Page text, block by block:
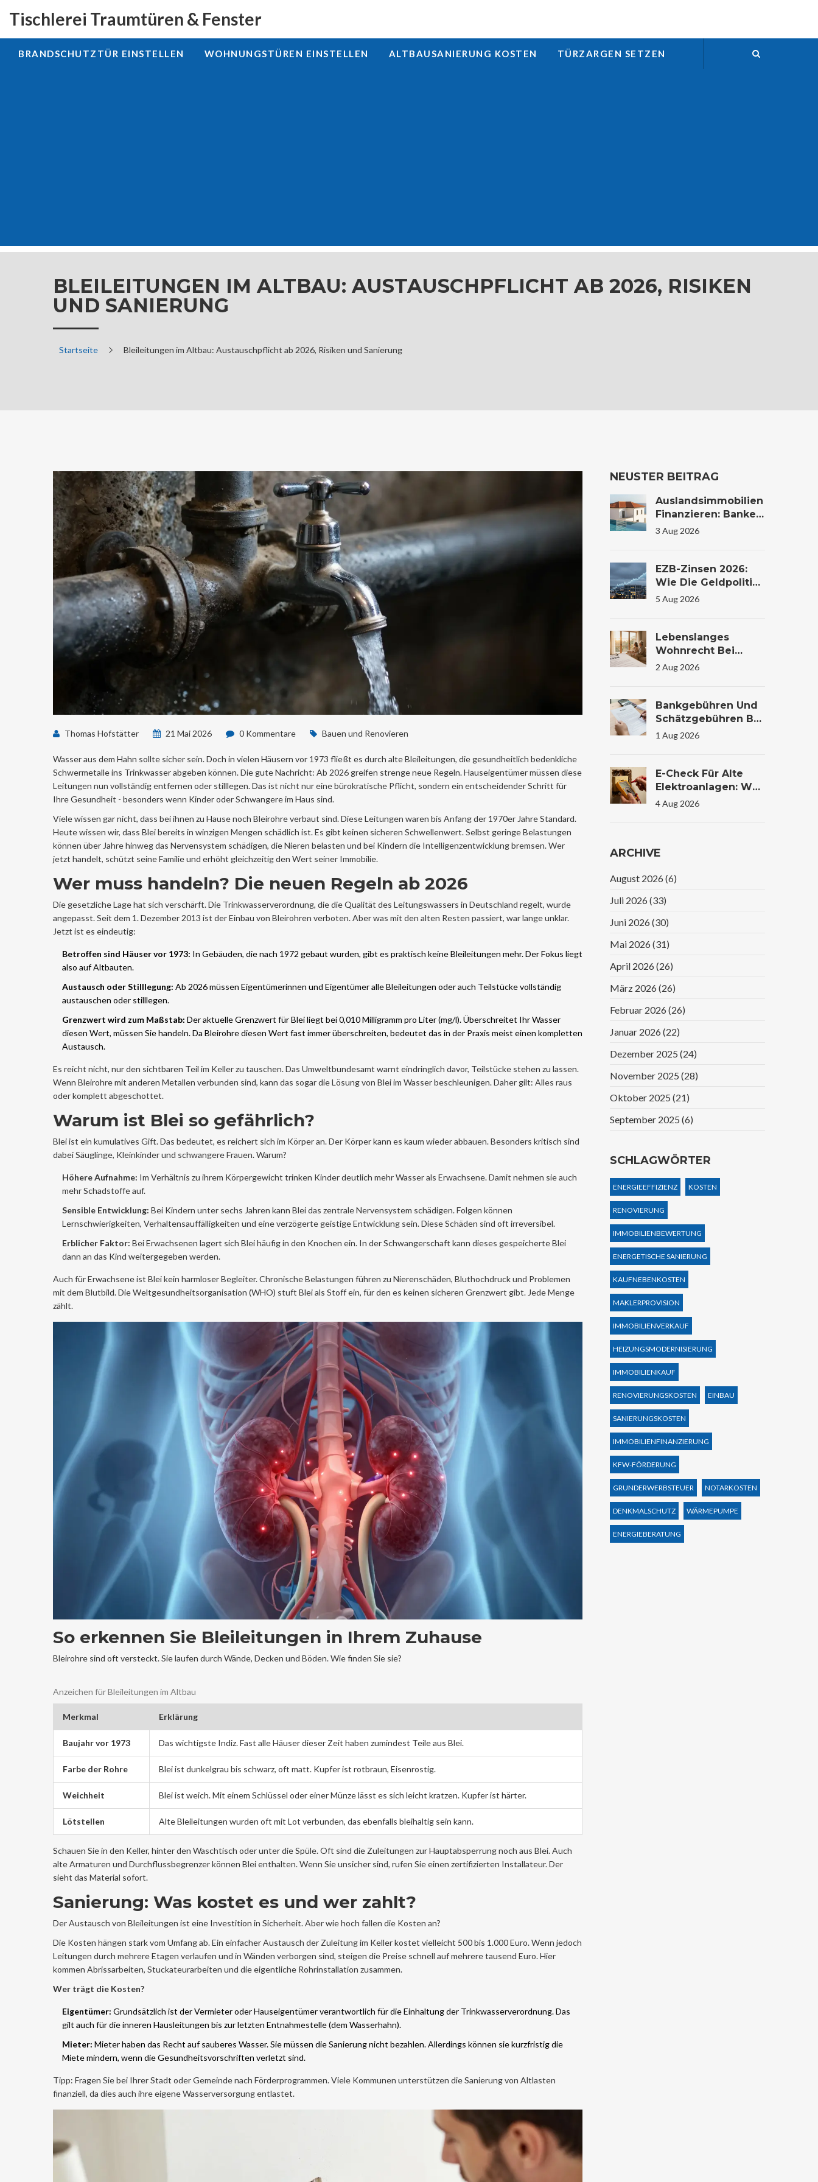
Tischlerei Traumtüren & Fenster
BRANDSCHUTZTÜR EINSTELLEN WOHNUNGSTÜREN EINSTELLEN ALTBAUSANIERUNG KOSTEN TÜRZARGEN SETZEN
BLEILEITUNGEN IM ALTBAU: AUSTAUSCHPFLICHT AB 2026, RISIKEN
UND SANIERUNG
Startseite Bleileitungen im Altbau: Austauschpflicht ab 2026, Risiken und Sanierung
Thomas Hofstätter 21 Mai 2026 0 Kommentare Bauen und Renovieren
Wasser aus dem Hahn sollte sicher sein. Doch in vielen Häusern vor 1973 fließt es durch alteBleileitungen, die gesundheitlich bedenkliche
Schwermetalle ins Trinkwasser abgeben können.Die gute Nachricht: Ab 2026 greifen strenge neue Regeln. Hauseigentümer müssen diese
Leitungen nun vollständig entfernen oder stilllegen. Das ist nicht nur eine bürokratische Pflicht, sondern ein entscheidender Schritt für
Ihre Gesundheit - besonders wenn Kinder oder Schwangere im Haus sind.
Viele wissen gar nicht, dass bei ihnen zu Hause noch Bleirohre verbaut sind. Diese Leitungen waren bis Anfang der 1970er Jahre Standard.
Heute wissen wir, dass Blei bereits in winzigen Mengen schädlich ist. Es gibt keinen sicheren Schwellenwert. Selbst geringe Belastungen
können über Jahre hinweg das Nervensystem schädigen, die Nieren belasten und bei Kindern die Intelligenzentwicklung bremsen. Wer
jetzt handelt, schützt seine Familie und erhöht gleichzeitig den Wert seiner Immobilie.
Wer muss handeln? Die neuen Regeln ab 2026
Die gesetzliche Lage hat sich verschärft. Die Trinkwasserverordnung, diedie Qualität des Leitungswassers in Deutschland regelt, wurde
angepasst. Seit dem 1. Dezember 2013 ist der Einbau von Bleirohren verboten. Aber was mit den alten Resten passiert, war lange unklar.
Jetzt ist es eindeutig:
Betroffen sind Häuser vor 1973: In Gebäuden, die nach 1972 gebaut wurden, gibt es praktisch keine Bleileitungen mehr. Der Fokus liegt
also auf Altbauten.
Austausch oder Stilllegung: Ab 2026 müssen Eigentümerinnen und Eigentümer alle Bleileitungen oder auch Teilstücke vollständig
austauschen oder stilllegen.
Grenzwert wird zum Maßstab: Der aktuelle Grenzwert für Blei liegt bei 0,010 Milligramm pro Liter (mg/l). Überschreitet Ihr Wasser
diesen Wert, müssen Sie handeln. Da Bleirohre diesen Wert fast immer überschreiten, bedeutet das in der Praxis meist einen kompletten
Austausch.
Es reicht nicht, nur den sichtbaren Teil im Keller zu tauschen. Das Umweltbundesamt warnt eindringlich davor, Teilstücke stehen zu lassen.
Wenn Bleirohre mit anderen Metallen verbunden sind, kann das sogar die Lösung von Blei im Wasser beschleunigen. Daher gilt: Alles raus
oder komplett abgeschottet.
Warum ist Blei so gefährlich?
Blei ist ein kumulatives Gift. Das bedeutet, es reichert sich im Körper an. Der Körper kann es kaum wieder abbauen. Besonders kritisch sind
dabei Säuglinge, Kleinkinder und schwangere Frauen. Warum?
Höhere Aufnahme: Im Verhältnis zu ihrem Körpergewicht trinken Kinder deutlich mehr Wasser als Erwachsene. Damit nehmen sie auch
mehr Schadstoffe auf.
Sensible Entwicklung: Bei Kindern unter sechs Jahren kann Blei das zentrale Nervensystem schädigen. Folgen können
Lernschwierigkeiten, Verhaltensauffälligkeiten und eine verzögerte geistige Entwicklung sein. Diese Schäden sind oft irreversibel.
Erblicher Faktor: Bei Erwachsenen lagert sich Blei häufig in den Knochen ein. In der Schwangerschaft kann dieses gespeicherte Blei
dann an das Kind weitergegeben werden.
Auch für Erwachsene ist Blei kein harmloser Begleiter. Chronische Belastungen führen zu Nierenschäden, Bluthochdruck und Problemen
mit dem Blutbild. Die Weltgesundheitsorganisation (WHO) stuft Blei als Stoff ein, für den es keinen sicheren Grenzwert gibt. Jede Menge
zählt.
So erkennen Sie Bleileitungen in Ihrem Zuhause
Bleirohre sind oft versteckt. Sie laufen durch Wände, Decken und Böden. Wie finden Sie sie?
Anzeichen für Bleileitungen im Altbau
Merkmal Erklärung
Baujahr vor 1973 Das wichtigste Indiz. Fast alle Häuser dieser Zeit haben zumindest Teile aus Blei.
Farbe der Rohre Blei ist dunkelgrau bis schwarz, oft matt. Kupfer ist rotbraun, Eisenrostig.
Weichheit Blei ist weich. Mit einem Schlüssel oder einer Münze lässt es sich leicht kratzen. Kupfer ist härter.
Lötstellen Alte Bleileitungen wurden oft mit Lot verbunden, das ebenfalls bleihaltig sein kann.
Schauen Sie in den Keller, hinter den Waschtisch oder unter die Spüle. Oft sind die Zuleitungen zur Hauptabsperrung noch aus Blei. Auch
alte Armaturen und Durchflussbegrenzer können Blei enthalten. Wenn Sie unsicher sind, rufen Sie einen zertifizierten Installateur. Der
sieht das Material sofort.
Sanierung: Was kostet es und wer zahlt?
Der Austausch von Bleileitungen ist eine Investition in Sicherheit. Aber wie hoch fallen die Kosten an?
Die Kosten hängen stark vom Umfang ab. Ein einfacher Austausch der Zuleitung im Keller kostet vielleicht 500 bis 1.000 Euro. Wenn jedoch
Leitungen durch mehrere Etagen verlaufen und in Wänden verborgen sind, steigen die Preise schnell auf mehrere tausend Euro. Hier
kommen Abrissarbeiten, Stuckateurarbeiten und die eigentliche Rohrinstallation zusammen.
Wer trägt die Kosten?
Eigentümer: Grundsätzlich ist der Vermieter oder Hauseigentümer verantwortlich für die Einhaltung der Trinkwasserverordnung. Das
gilt auch für die inneren Hausleitungen bis zur letzten Entnahmestelle (dem Wasserhahn).
Mieter: Mieter haben das Recht auf sauberes Wasser. Sie müssen die Sanierung nicht bezahlen. Allerdings können sie kurzfristig die
Miete mindern, wenn die Gesundheitsvorschriften verletzt sind.
Tipp: Fragen Sie bei Ihrer Stadt oder Gemeinde nach Förderprogrammen. Viele Kommunen unterstützen die Sanierung von Altlasten
finanziell, da dies auch ihre eigene Wasserversorgung entlastet.
NEUSTER BEITRAG
Auslandsimmobilien
Finanzieren: Banken,
Zinsen Und
3 Aug 2026
EZB-Zinsen 2026:
Wie Die Geldpolitik
Ihr
5 Aug 2026
Lebenslanges
Wohnrecht Bei
Immobilienübertrag
2 Aug 2026
Bankgebühren Und
Schätzgebühren Bei
Immobilienfinanzier
Sparen
1 Aug 2026
E-Check Für Alte
Elektroanlagen: Was
Die Prüfung Im
Sein Kann
4 Aug 2026
ARCHIVE
August 2026 (6)
Juli 2026 (33)
Juni 2026 (30)
Mai 2026 (31)
April 2026 (26)
März 2026 (26)
Februar 2026 (26)
Januar 2026 (22)
Dezember 2025 (24)
November 2025 (28)
Oktober 2025 (21)
September 2025 (6)
SCHLAGWÖRTER
ENERGIEEFFIZIENZ KOSTEN
RENOVIERUNG
IMMOBILIENBEWERTUNG
ENERGETISCHE SANIERUNG
KAUFNEBENKOSTEN
MAKLERPROVISION
IMMOBILIENVERKAUF
HEIZUNGSMODERNISIERUNG
IMMOBILIENKAUF
RENOVIERUNGSKOSTEN EINBAU
SANIERUNGSKOSTEN
IMMOBILIENFINANZIERUNG
KFW-FÖRDERUNG
GRUNDERWERBSTEUER NOTARKOSTEN
DENKMALSCHUTZ WÄRMEPUMPE
ENERGIEBERATUNG